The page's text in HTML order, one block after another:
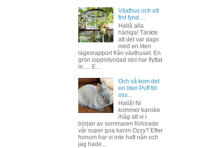
Växthus och ett
fint fynd.....
Hallå alla
härliga! Tänkte
att det var dags
med en liten
lägesrapport från växthuset. En
grön loppisfyndad stol har flyttat
in..... E...
Och så kom det
en liten Puff till
oss...
Hallå! Ni
kommer kanske
ihåg att vi i
början av sommaren förlorade
vår super goa kanin Ozzy? Efter
honom har vi inte haft nån och
jag hade...